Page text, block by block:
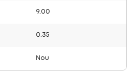
9.00
0.35
Nou